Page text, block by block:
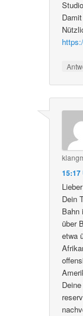
15:17
Dein
Bahn
über
etwa